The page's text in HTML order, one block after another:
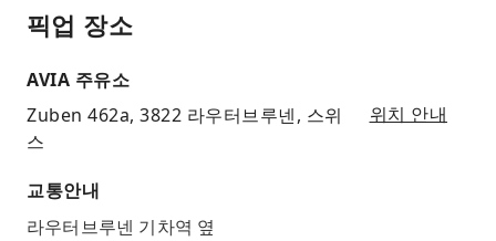
픽업 장소
AVIA 주유소
Zuben 462a, 3822 라우터브루넨, 스위
스
위치 안내
교통안내
라우터브루넨 기차역 옆